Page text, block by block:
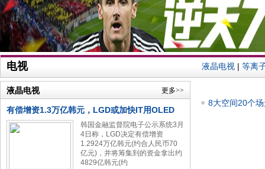
电视 液晶电视 | 等离
更多>>
液晶电视
有偿增资1.3万亿韩元，LGD或加快IT用OLED
韩国金融监督院电子公示系统3月
4日称，LGD决定有偿增资
1.2924万亿韩元(约合人民币70
亿元)，并将筹集到的资金拿出约
4829亿韩元(约
8大空间20个